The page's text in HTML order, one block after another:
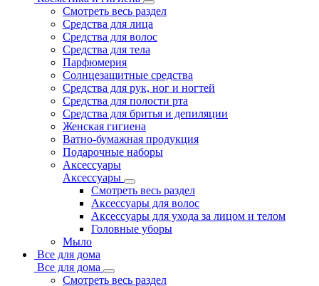
Смотреть весь раздел
Средства для лица
Средства для волос
Средства для тела
Парфюмерия
Солнцезащитные средства
Средства для рук, ног и ногтей
Средства для полости рта
Средства для бритья и депиляции
Женская гигиена
Ватно-бумажная продукция
Подарочные наборы
Аксессуары
Аксессуары
Смотреть весь раздел
Аксессуары для волос
Аксессуары для ухода за лицом и телом
Головные уборы
Мыло
Все для дома
Все для дома
Смотреть весь раздел